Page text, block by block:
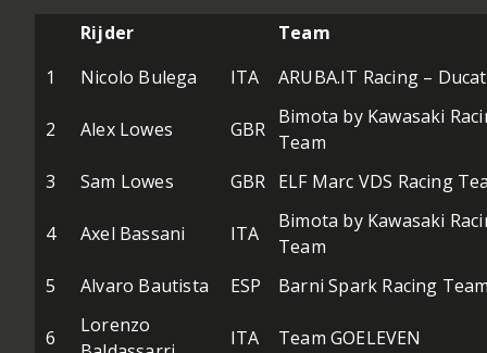
Rijder
Team
1
Nicolo Bulega ITA ARUBA.IT Racing –
2 Alex Lowes GBR
Bimota by Kawasaki
Team
3
Sam Lowes GBR ELF Marc VDS Racing
4 Axel Bassani ITA
Bimota by Kawasaki
Team
5
Alvaro Bautista ESP Barni Spark Racing
6
Lorenzo
ITA Team GOELEVEN